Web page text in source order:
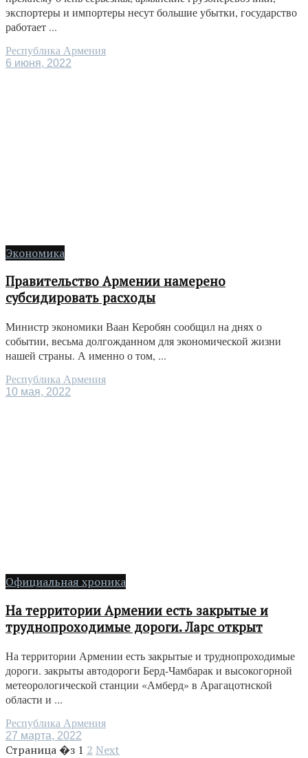
экспортеры и импортеры несут большие убытки, государство
работает ...
Республика Армения
6 июня, 2022
Экономика
Правительство Армении намерено
субсидировать расходы
Министр экономики Ваан Керобян сообщил на днях о
событии, весьма долгожданном для экономической жизни
нашей страны. А именно о том, ...
Республика Армения
10 мая, 2022
Официальная хроника
На территории Армении есть закрытые и
труднопроходимые дороги. Ларс открыт
На территории Армении есть закрытые и труднопроходимые
дороги. закрыты автодороги Берд-Чамбарак и высокогорной
метеорологической станции «Амберд» в Арагацотнской
области и ...
Республика Армения
27 марта, 2022
Страница �з 1 2 Next